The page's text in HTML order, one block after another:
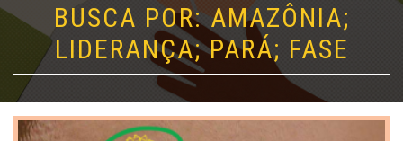
BUSCA POR: AMAZÔNIA;
LIDERANÇA; PARÁ; FASE